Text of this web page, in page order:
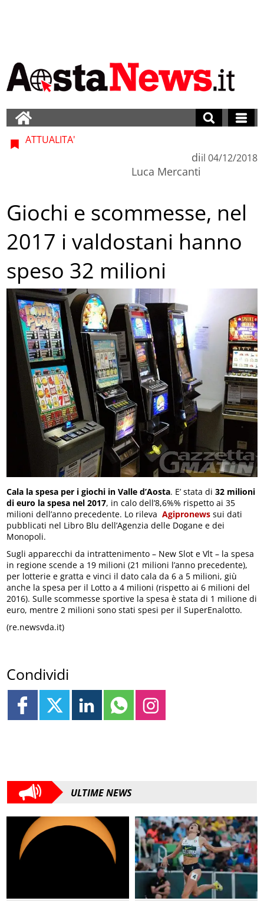
ATTUALITA'
di
Luca Mercanti
il 04/12/2018
Giochi e scommesse, nel
2017 i valdostani hanno
speso 32 milioni
Cala la spesa per i giochi in Valle d’Aosta. E’ stata di32 milioni
di euro la spesa nel 2017, in calo dell’8,6%% rispetto ai 35
milioni dell’anno precedente. Lo rilevaAgipronews sui dati
pubblicati nel Libro Blu dell’Agenzia delle Dogane e dei
Monopoli.
Sugli apparecchi da intrattenimento – New Slot e Vlt – la spesa
in regione scende a 19 milioni (21 milioni l’anno precedente),
per lotterie e gratta e vinci il dato cala da 6 a 5 milioni, giù
anche la spesa per il Lotto a 4 milioni (rispetto ai 6 milioni del
2016). Sulle scommesse sportive la spesa è stata di 1 milione di
euro, mentre 2 milioni sono stati spesi per il SuperEnalotto.
(re.newsvda.it)
Condividi
ULTIME NEWS